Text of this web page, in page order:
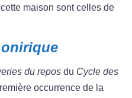
maison sont celles de
du repos du Cycle des
occurrence de la